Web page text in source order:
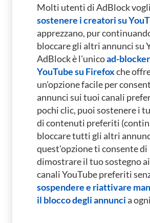
Molti utenti di AdBlock
sostenere i creatori su
apprezzano, pur
bloccare gli altri annunci su
AdBlock è l'unicoad-
YouTube su Firefoxche
un'opzione facile per
annunci sui tuoi canali
pochi clic, puoi sostenere i
di contenuti preferiti
bloccare tutti gli altri
quest'opzione ti consente di
dimostrare il tuo sostegno
canali YouTube preferiti
sospendere e riattivare
il blocco degli annuncia